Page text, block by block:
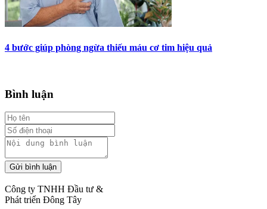
4 bước giúp phòng ngừa thiếu máu cơ tim hiệu quả
Bình luận
Gửi bình luận
Công ty TNHH Đầu tư &
Phát triển Đông Tây